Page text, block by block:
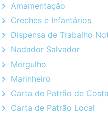
Amamentação
Creches e Infantários
Dispensa de Trabalho
Nadador Salvador
Mergulho
Marinheiro
Carta de Patrão de Costa
Carta de Patrão Local